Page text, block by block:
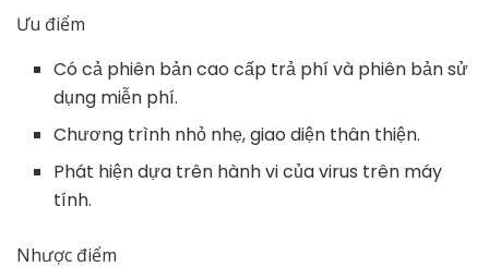
Ưu điểm
Có cả phiên bản cao cấp trả phí và phiên bản sử
dụng miễn phí.
Chương trình nhỏ nhẹ, giao diện thân thiện.
Phát hiện dựa trên hành vi của virus trên máy
tính.
Nhược điểm